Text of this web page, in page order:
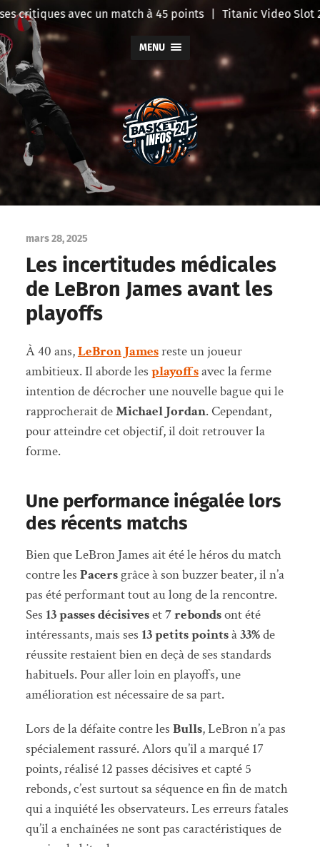
critiques avec un match à 45 points | Titanic Video Slot
MENU
BasketInfo
mars 28, 2025
Les incertitudes médicales
de LeBron James avant les
playoffs
À 40 ans,LeBron Jamesreste un joueur
ambitieux. Il aborde lesplayoffsavec la ferme
intention de décrocher une nouvelle bague qui le
rapprocherait deMichael Jordan. Cependant,
pour atteindre cet objectif, il doit retrouver la
forme.
Une performance inégalée lors
des récents matchs
Bien que LeBron James ait été le héros du match
contre les Pacersgrâce à son buzzer beater, il n’a
pas été performant tout au long de la rencontre.
Ses 13 passes décisiveset7 rebondsont été
intéressants, mais ses 13 petits pointsà33%de
réussite restaient bien en deçà de ses standards
habituels. Pour aller loin en playoffs, une
amélioration est nécessaire de sa part.
Lors de la défaite contre les Bulls, LeBron n’a pas
spécialement rassuré. Alors qu’il a marqué 17
points, réalisé 12 passes décisives et capté 5
rebonds, c’est surtout sa séquence en fin de match
qui a inquiété les observateurs. Les erreurs fatales
qu’il a enchaînées ne sont pas caractéristiques de